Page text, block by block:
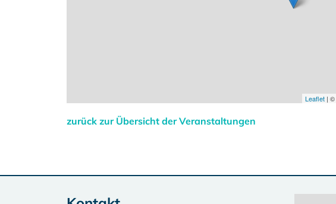
Leaflet| ©
zurück zur Übersicht der Veranstaltungen